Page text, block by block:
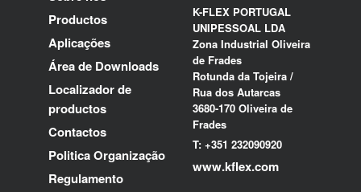
Productos
Aplicações
Área de Downloads
Localizador de
productos
Contactos
Politica Organização
Regulamento
K-FLEX PORTUGAL
UNIPESSOAL LDA
Zona Industrial Oliveira
de Frades
Rotunda da Tojeira /
Rua dos Autarcas
3680-170 Oliveira de
Frades
T: +351 232090920
www.kflex.com